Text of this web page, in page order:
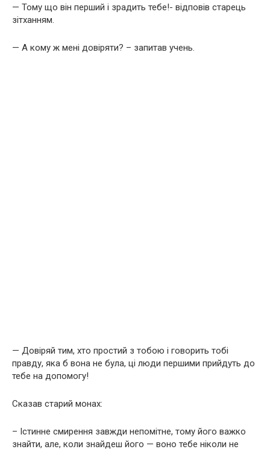
— Тому що він перший і зрадить тебе!- відповів старець
зітханням.
— А кому ж мені довіряти? – запитав учень.
— Довіряй тим, хто простий з тобою і говорить тобі
правду, яка б вона не була, ці люди першими прийдуть до
тебе на допомогу!
Сказав старий монах:
– Істинне смирення завжди непомітне, тому його важко
знайти, але, коли знайдеш його — воно тебе ніколи не